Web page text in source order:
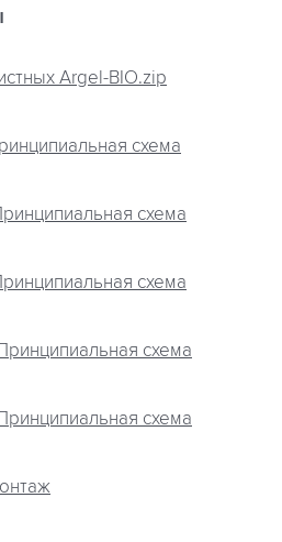
Argel-BIO.zip
схема
схема
схема
схема
схема